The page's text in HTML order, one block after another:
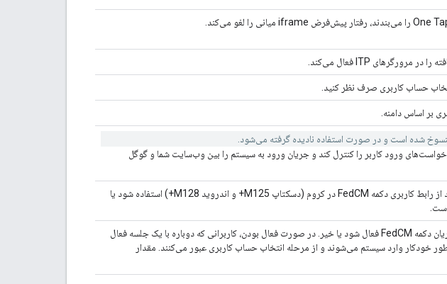
حساب کاربری صرف نظر کنید.
بر اساس دامنه.
شده است و در صورت استفاده نادیده گرفته می‌شود.
ورود کاربر را کنترل کند و جریان ورود به سیستم را بین وب‌سایت شما و گوگل
این فیلد تعیین می‌کند که آیا باید از رابط کاربری دکمه FedCM در کروم (دسکتاپ M125+ و اندروید M128+) استفاده شود یا
برای جریان دکمه FedCM فعال شود یا خیر. در صورت فعال بودن، کاربرانی که دوباره با یک جلسه فعال
خودکار وارد سیستم می‌شوند و از مرحله انتخاب حساب کاربری عبور می‌کنند. مقدار